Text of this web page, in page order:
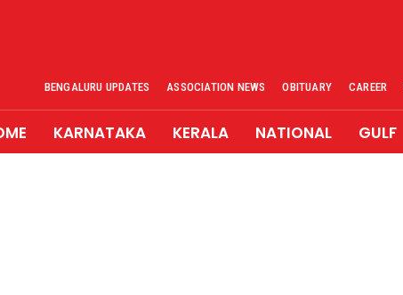
BENGALURU UPDATES ASSOCIATION NEWS OBITUARY CAREER
KARNATAKA KERALA NATIONAL GULF